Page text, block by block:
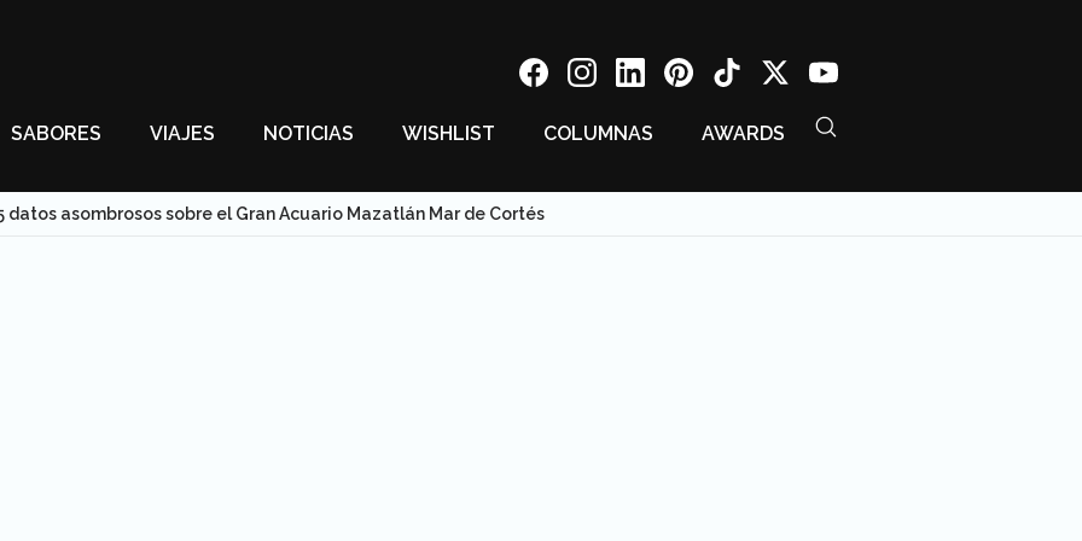
SABORES VIAJES NOTICIAS WISHLIST COLUMNAS AWARDS
datos asombrosos sobre el Gran Acuario Mazatlán Mar de Cortés